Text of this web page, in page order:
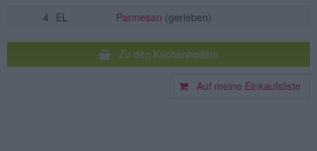
4 EL Parmesan (gerieben)
Zu den Küchenhelfern
Auf meine Einkaufsliste